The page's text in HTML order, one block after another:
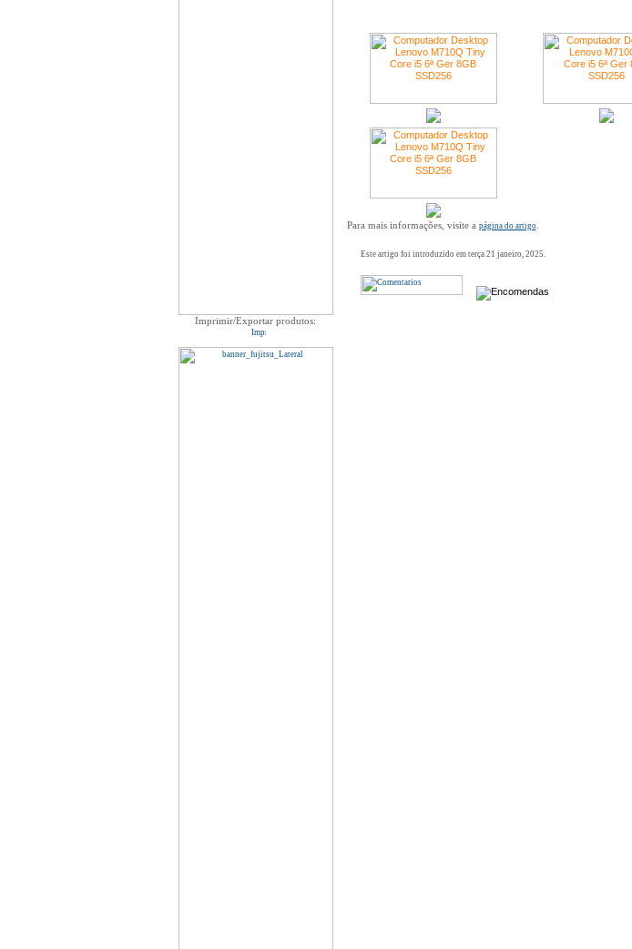
Imprimir/Exportar produtos:
Para mais informações, visite a página do artigo.
Este artigo foi introduzido em terça 21 janeiro, 2025.